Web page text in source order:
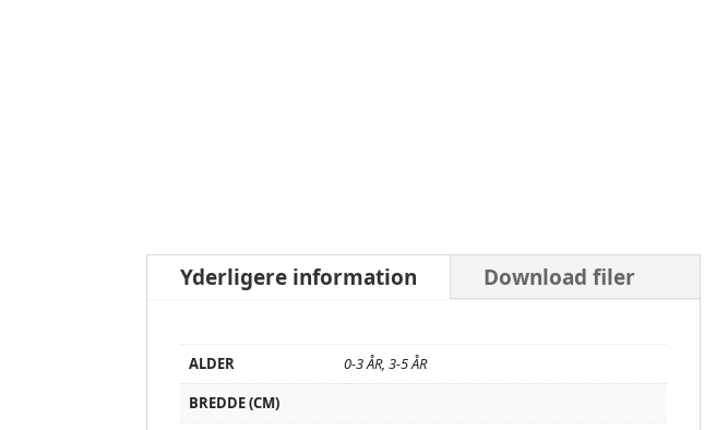
Yderligere information Download filer
ALDER
0-3 ÅR, 3-5 ÅR
BREDDE (CM)